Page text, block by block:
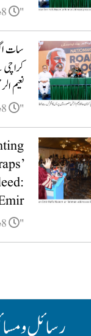
سات
نعیم
رسائل و